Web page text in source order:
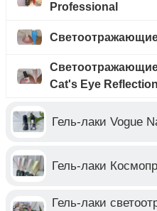
Professional
Светоотражающие
Cat's Eye Reflection
Гель-лаки Vogue
Гель-лаки
Гель-лаки